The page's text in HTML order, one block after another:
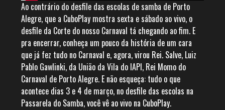
Ao contrário do desfile das escolas de samba de Porto
Alegre, que a CuboPlay mostra sexta e sábado ao vivo, o
desfile da Corte do nosso Carnaval tá chegando ao fim. E
pra encerrar, conheça um pouco da história de um cara
que já fez tudo no Carnaval e, agora, virou Rei. Salve, Luiz
Pablo Gawlinki, da União da Vila do IAPI, Rei Momo do
Carnaval de Porto Alegre. E não esqueça: tudo o que
acontece dias 3 e 4 de março, no desfile das escolas na
Passarela do Samba, você vê ao vivo na CuboPlay.